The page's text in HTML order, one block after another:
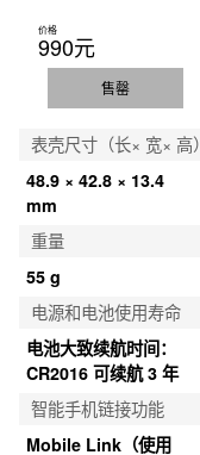
价格
990元
售罄
表壳尺寸（长× 宽× 高）
48.9 × 42.8 × 13.4
mm
重量
55 g
电源和电池使用寿命
电池大致续航时间：
CR2016 可续航 3 年
智能手机链接功能
Mobile Link（使用